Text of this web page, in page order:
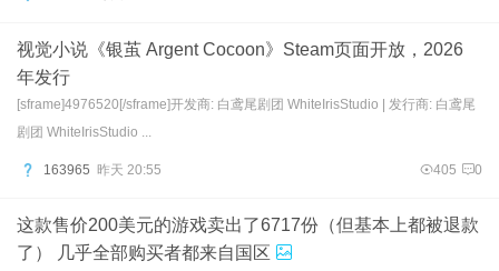
视觉小说《银茧 Argent Cocoon》Steam页面开放，2026
年发行
[sframe]4976520[/sframe]开发商: 白鸢尾剧团 WhiteIrisStudio | 发行商: 白鸢尾
剧团 WhiteIrisStudio ...
163965 昨天 20:55 405 0
这款售价200美元的游戏卖出了6717份（但基本上都被退款
了） 几乎全部购买者都来自国区